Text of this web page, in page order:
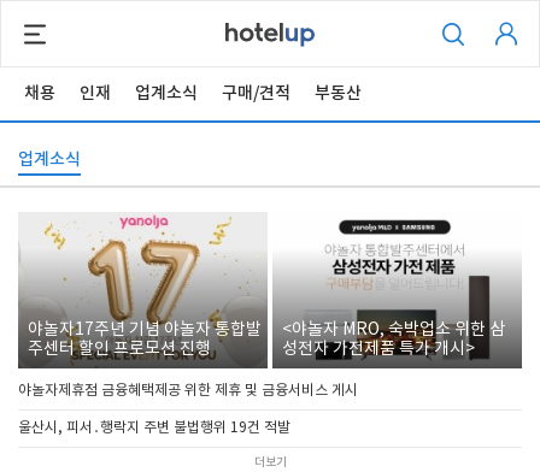
채용 인재 업계소식 구매/견적 부동산
업계소식
야놀자17주년 기념 야놀자 통합발
주센터 할인 프로모션 진행
<야놀자 MRO, 숙박업소 위한 삼
성전자 가전제품 특가 개시>
야놀자제휴점 금융혜택제공 위한 제휴 및 금융서비스 게시
울산시, 피서․행락지 주변 불법행위 19건 적발
더보기